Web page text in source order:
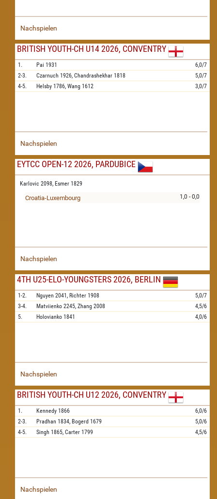
Nachspielen
BRITISH YOUTH-CH U14 2026, CONVENTRY
1. Pai 1931
6,0/7
2-3.
Czarnuch 1926, Chandrashekhar 1818
5,0/7
4-5.
Helsby 1786, Wang 1612 3,0/7
Nachspielen
EYTCC OPEN-12 2026, PARDUBICE
Karlovic 2098, Esmer 1829
1,0 - 0,0
Croatia-Luxembourg
Nachspielen
4TH U25-ELO-YOUNGSTERS 2026, BERLIN
1-2. Nguyen 2041, Richter 1908
5,0/7
3-4.
Matviienko 2245, Zhang 2008
4,5/6
5.
Holovianko 1841 4,0/6
Nachspielen
BRITISH YOUTH-CH U12 2026, CONVENTRY
1. Kennedy 1866
6,0/6
2-3.
Pradhan 1834, Bogerd 1679
5,0/6
4-5.
Singh 1865, Carter 1799 4,5/6
Nachspielen